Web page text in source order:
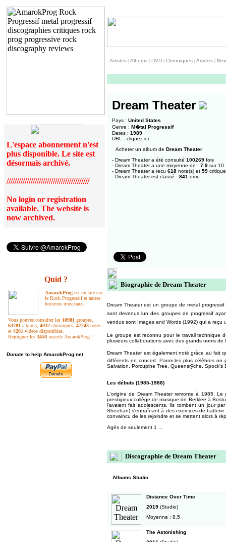
L'espace abonnement n'est
plus disponible. Le site est
désormais archivé.
/////////////////////////////////////////
No login or registration
available. The website is
now archived.
Quid ?
AmarokProg est un site sur
le Rock Progressif et autres
horizons musicaux.
Vous pouvez consulter les 10981 groupes,
63281 albums, 4032 chroniques, 47243 notes
et 4201 videos disponibles.
Rejoignez les 3458 inscrits AmarokProg !
Donate to help AmarokProg.net
Artistes |Albums | DVD | Chroniques |Articles |
Dream Theater
Pays : United States
Genre : M�tal Progressif
Dates : 1989
URL : cliquez ici
Acheter un album de Dream Theater
- Dream Theater a été consulté 100269 fois
- Dream Theater a une moyenne de : 7.9 sur 10
- Dream Theater a recu 618 note(s) et 59
- Dream Theater est classé : 841 eme
Biographie de Dream Theater
Dream Theater est un groupe de metal
sont devenus lun des groupes de progressif
vendus sont Images and Words (1992) qui a reçu
Le groupe est reconnu pour le travail technique
plusieurs collaborations avec des grands noms de
Dream Theater est également noté grâce au fait
différents en concert. Parmi les plus célèbres on
Salvation, Porcupine Tree, Queensrÿche, Spock's
Les débuts (1985-1988)
L'origine de Dream Theater remonte à 1985. Le
prestigieux collège de musique de Berklee à
l'avaient fait adolescents. Ils tombent un jour
Sheehan) s'entraînant à des exercices de
convaincu de les rejoindre et se mettent alors à
Agés de seulement 1
Discographie de Dream Theater
Albums Studio
Distance Over Time
2019 (Studio)
Moyenne : 8.5
The Astonishing